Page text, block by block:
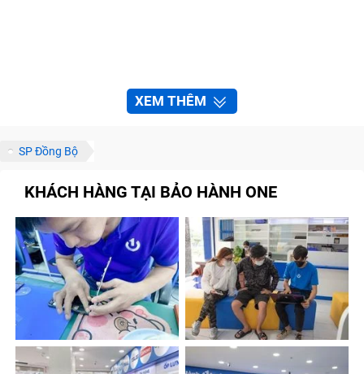
XEM THÊM
SP Đồng Bộ
KHÁCH HÀNG TẠI BẢO HÀNH ONE